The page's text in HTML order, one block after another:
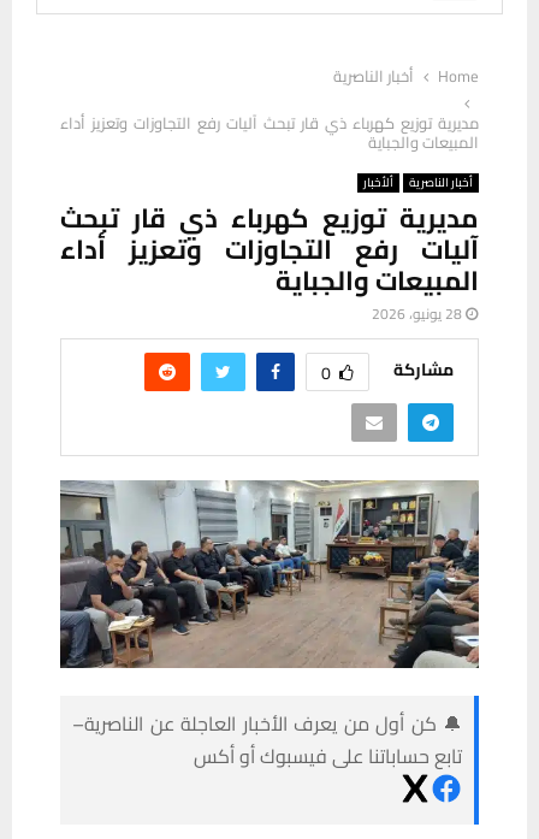
Home
أخبار الناصرية
مديرية توزيع كهرباء ذي قار تبحث آليات رفع التجاوزات وتعزيز أداء
المبيعات والجباية
أخبار الناصرية ألأخبار
مديرية توزيع كهرباء ذي قار تبحث
آليات رفع التجاوزات وتعزيز أداء
المبيعات والجباية
28 يونيو، 2026
مشاركة 0
🔔 كن أول من يعرف الأخبار العاجلة عن الناصرية–
تابع حساباتنا على فيسبوك أو أكس